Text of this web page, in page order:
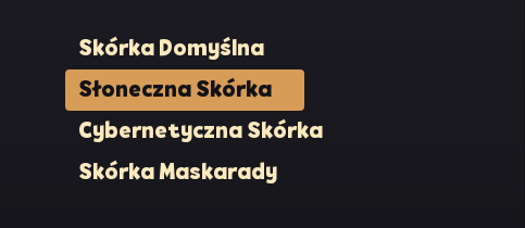
Skórka Domyślna
Słoneczna Skórka
Cybernetyczna Skórka
Skórka Maskarady